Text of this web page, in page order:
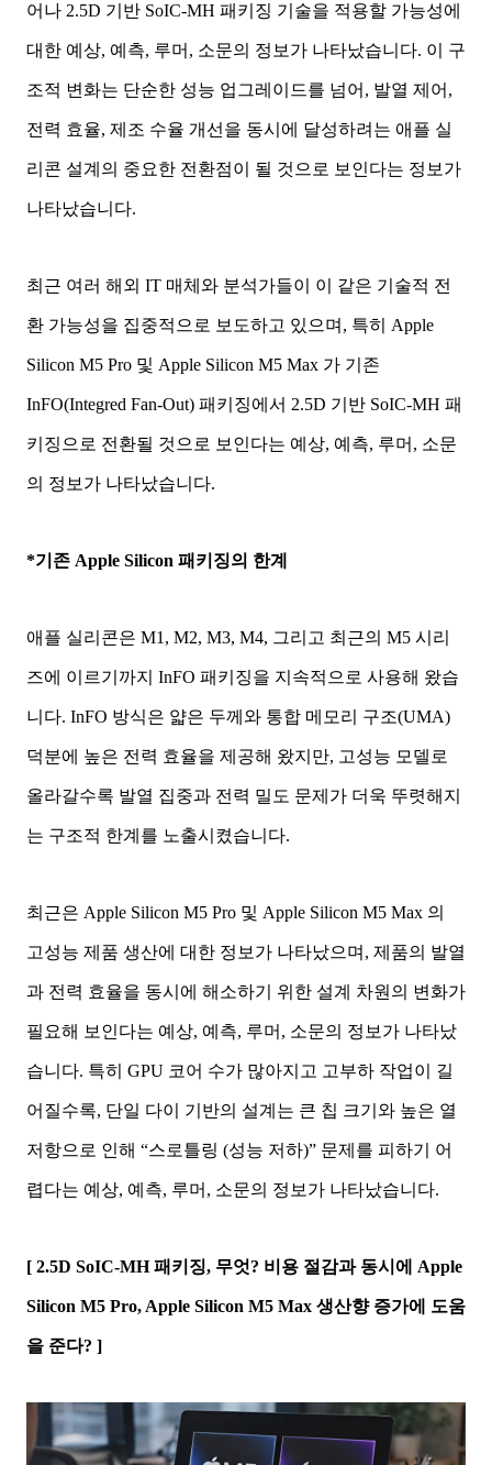
어나 2.5D 기반 SoIC-MH 패키징 기술을 적용할 가능성에
대한 예상, 예측, 루머, 소문의 정보가 나타났습니다. 이 구
조적 변화는 단순한 성능 업그레이드를 넘어, 발열 제어,
전력 효율, 제조 수율 개선을 동시에 달성하려는 애플 실
리콘 설계의 중요한 전환점이 될 것으로 보인다는 정보가
나타났습니다.
최근 여러 해외 IT 매체와 분석가들이 이 같은 기술적 전
환 가능성을 집중적으로 보도하고 있으며, 특히 Apple
Silicon M5 Pro 및 Apple Silicon M5 Max 가 기존
InFO(Integred Fan-Out) 패키징에서 2.5D 기반 SoIC-MH 패
키징으로 전환될 것으로 보인다는 예상, 예측, 루머, 소문
의 정보가 나타났습니다.
*기존 Apple Silicon 패키징의 한계
애플 실리콘은 M1, M2, M3, M4, 그리고 최근의 M5 시리
즈에 이르기까지 InFO 패키징을 지속적으로 사용해 왔습
니다. InFO 방식은 얇은 두께와 통합 메모리 구조(UMA)
덕분에 높은 전력 효율을 제공해 왔지만, 고성능 모델로
올라갈수록 발열 집중과 전력 밀도 문제가 더욱 뚜렷해지
는 구조적 한계를 노출시켰습니다.
최근은 Apple Silicon M5 Pro 및 Apple Silicon M5 Max 의
고성능 제품 생산에 대한 정보가 나타났으며, 제품의 발열
과 전력 효율을 동시에 해소하기 위한 설계 차원의 변화가
필요해 보인다는 예상, 예측, 루머, 소문의 정보가 나타났
습니다. 특히 GPU 코어 수가 많아지고 고부하 작업이 길
어질수록, 단일 다이 기반의 설계는 큰 칩 크기와 높은 열
저항으로 인해 “스로틀링 (성능 저하)” 문제를 피하기 어
렵다는 예상, 예측, 루머, 소문의 정보가 나타났습니다.
[ 2.5D SoIC-MH 패키징, 무엇? 비용 절감과 동시에 Apple
Silicon M5 Pro, Apple Silicon M5 Max 생산향 증가에 도움
을 준다? ]